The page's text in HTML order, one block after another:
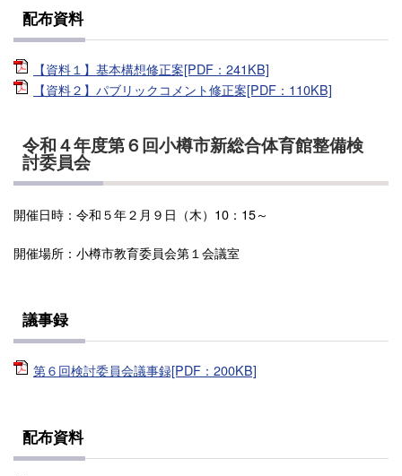
配布資料
【資料１】基本構想修正案[PDF：241KB]
【資料２】パブリックコメント修正案[PDF：110KB]
令和４年度第６回小樽市新総合体育館整備検
討委員会
開催日時：令和５年２月９日（木）10：15～
開催場所：小樽市教育委員会第１会議室
議事録
第６回検討委員会議事録[PDF：200KB]
配布資料